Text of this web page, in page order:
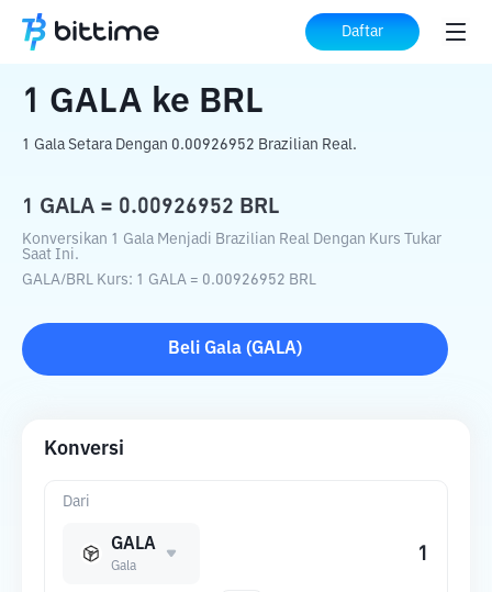
Daftar
Beranda Konverter Kripto BRL
1 GALA ke BRL
1 Gala Setara Dengan 0.00926952 Brazilian Real.
1 GALA = 0.00926952 BRL
Konversikan 1 Gala Menjadi Brazilian Real Dengan Kurs Tukar
Saat Ini.
GALA/BRL Kurs: 1 GALA = 0.00926952 BRL
Beli Gala (GALA)
Konversi
Dari
GALA
Gala